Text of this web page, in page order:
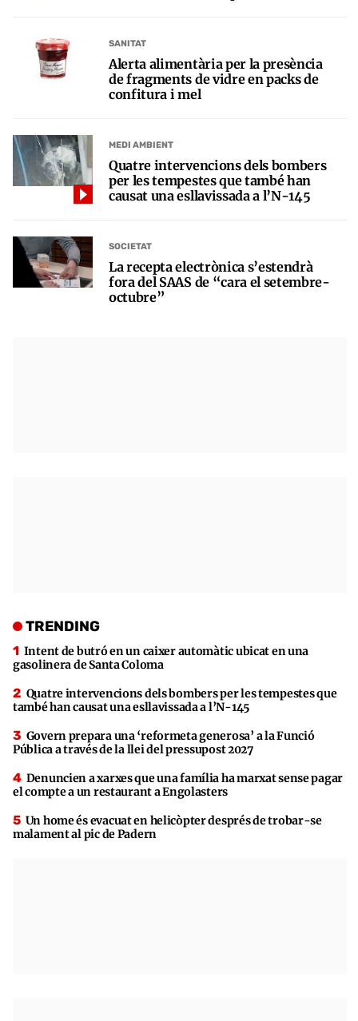
SANITAT
Alerta alimentària per la presència
de fragments de vidre en packs de
confitura i mel
MEDI AMBIENT
Quatre intervencions dels bombers
per les tempestes que també han
causat una esllavissada a l’N-145
SOCIETAT
La recepta electrònica s’estendrà
fora del SAAS de “cara el setembre-
octubre”
TRENDING
Intent de butró en un caixer automàtic ubicat en una
gasolinera de Santa Coloma
Quatre intervencions dels bombers per les tempestes que
també han causat una esllavissada a l’N-145
Govern prepara una ‘reformeta generosa’ a la Funció
Pública a través de la llei del pressupost 2027
Denuncien a xarxes que una família ha marxat sense pagar
el compte a un restaurant a Engolasters
Un home és evacuat en helicòpter després de trobar-se
malament al pic de Padern